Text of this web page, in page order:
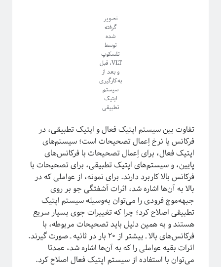
تصویر
گرفته
شده
توسط
تلسکوپ
VLT، قبل
و بعد از
به‌کارگیری
سیستم
اپتیک
تطبیقی
تفاوت بین سیستم اپتیک فعال و اپتیک تطبیقی، در
فرکانس یا نرخ اِعمال تصحیحات است؛ سیستم‌های
اپتیک فعال، برای اِعمال تصحیحات با فرکانس‌های
پایین، و سیستم‌های اپتیک تطبیقی، برای تصحیحات با
فرکانس بالا کاربرد دارند. برای نمونه، از عواملی که در
بالا به آن‌ها اشاره شد، اثرات آشفتگی جو بر روی
جبهه‌موج فرودی را می‌توان به‌وسیله سیستم‌ اپتیک
تطبیقی اصلاح کرد؛ چرا که تغییرات جوی بسیار سریع
هستند و به همین دلیل باید تصحیحات مربوطه، با
فرکانس‌های بالا ـ بیشتر از ۲۰ بار در ثانیه ـ صورت گیرند.
اثرات بقیه عواملی را که به آن‌ها اشاره شد، عمدتا
می‌توان با استفاده از سیستم‌ اپتیک فعال اصلاح کرد.